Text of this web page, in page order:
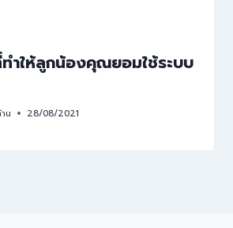
ำให้ลูกน้องคุณยอมใช้ระบบ
น 28/08/2021